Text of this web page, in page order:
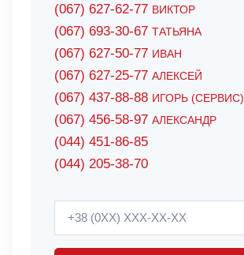
(067) 627-62-77 ВИКТОР
(067) 693-30-67 ТАТЬЯНА
(067) 627-50-77 ИВАН
(067) 627-25-77 АЛЕКСЕЙ
(067) 437-88-88 ИГОРЬ (СЕРВИС)
(067) 456-58-97 АЛЕКСАНДР
(044) 451-86-85
(044) 205-38-70